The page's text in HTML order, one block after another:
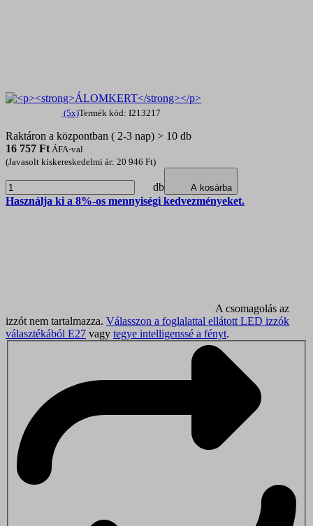
(5x)Termék kód: I213217
Raktáron a központban ( 2-3 nap) > 10 db
16 757 Ft ÁFA-val
(Javasolt kiskereskedelmi ár: 20 946 Ft)
db A kosárba
Használja ki a 8%-os mennyiségi kedvezményeket.
A csomagolás az
izzót nem tartalmazza. Válasszon a foglalattal ellátott LED izzók
választékából E27 vagy tegye intelligenssé a fényt.